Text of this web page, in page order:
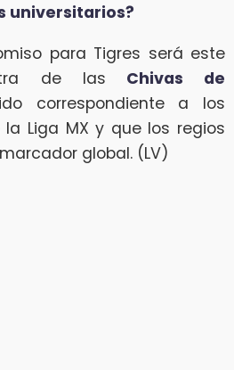
universitarios?
para Tigres será este
de las Chivas de
correspondiente a los
Liga MX y que los regios
global. (LV)